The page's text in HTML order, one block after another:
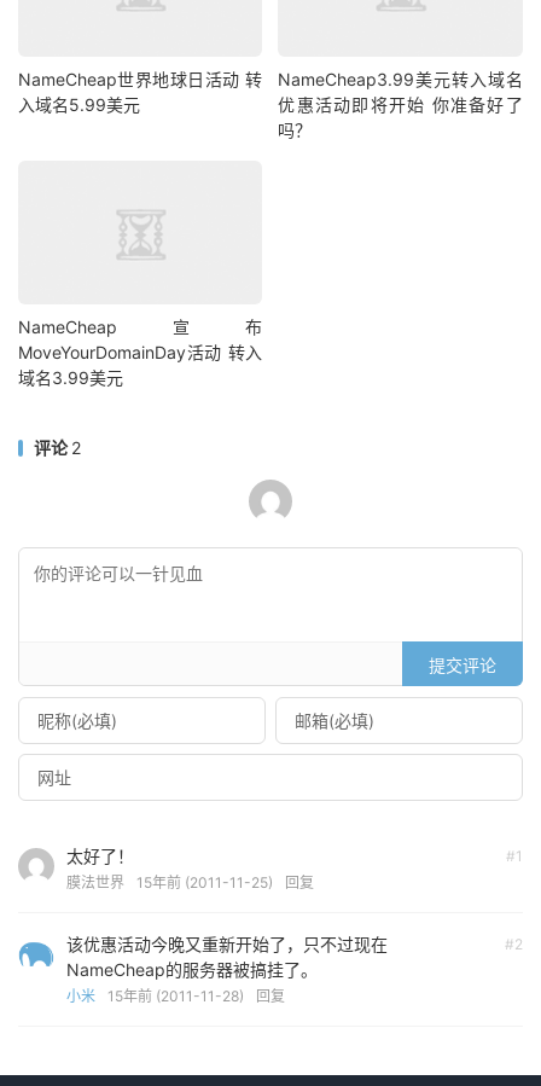
NameCheap世界地球日活动 转
入域名5.99美元
NameCheap3.99美元转入域名
优惠活动即将开始 你准备好了
吗？
NameCheap宣布
MoveYourDomainDay活动 转入
域名3.99美元
评论2
提交评论
#1
太好了！
膜法世界 15年前 (2011-11-25) 回复
#2
该优惠活动今晚又重新开始了，只不过现在
NameCheap的服务器被搞挂了。
小米 15年前 (2011-11-28) 回复